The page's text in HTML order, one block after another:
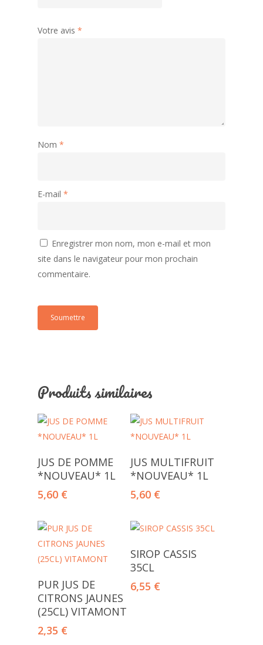
Votre avis *
Nom *
E-mail *
Enregistrer mon nom, mon e-mail et mon
site dans le navigateur pour mon prochain
commentaire.
Produits similaires
Lire La Suite
JUS DE POMME
*NOUVEAU* 1L
5,60 €
Lire La Suite
JUS MULTIFRUIT
*NOUVEAU* 1L
5,60 €
Ajouter Au Panier
PUR JUS DE
CITRONS JAUNES
(25CL) VITAMONT
2,35 €
Ajouter Au Panier
SIROP CASSIS
35CL
6,55 €